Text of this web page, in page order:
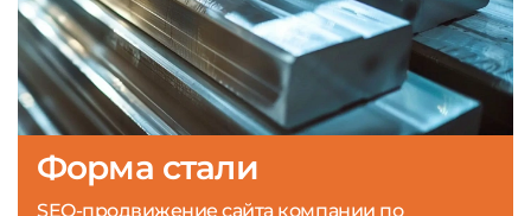
Форма стали
SEO-продвижение сайта компании по